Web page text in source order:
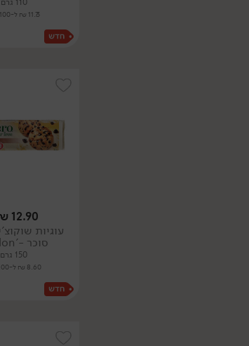
11.73 ₪ ל-100 גרם
12.90
עוגיות
סוכר -'gullon'
150 גרם
8.60 ₪ ל-100 גרם